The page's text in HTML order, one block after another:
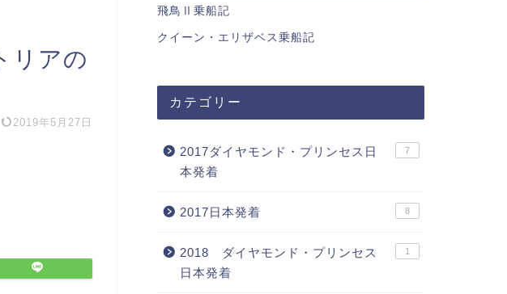
リアの
2019年5月27日
飛鳥Ⅱ乗船記
クイーン・エリザベス乗船記
カテゴリー
2017ダイヤモンド・プリンセス日
本発着
7
2017日本発着 8
2018 ダイヤモンド・プリンセス
日本発着
1